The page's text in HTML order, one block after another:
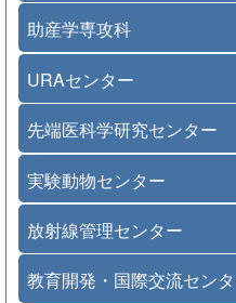
助産学専攻科
URAセンター
先端医科学研究センター
実験動物センター
放射線管理センター
教育開発・国際交流セン